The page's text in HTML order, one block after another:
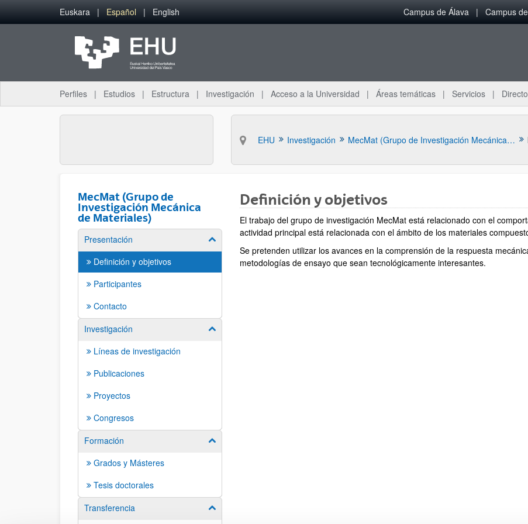
Saltar al contenido principal
Euskara Español English Campus de Álava Campus
Perfiles Estudios Estructura Investigación Acceso a la Universidad Áreas temáticas Servicios
EHU Investigación MecMat (Grupo de Investigación Mecánica de Materiales)
MecMat (Grupo de
Investigación Mecánica
de Materiales)
Presentación Mostrar/ocultar subpáginas
Definición y objetivos
Participantes
Contacto
Investigación
Mostrar/ocultar subpáginas
Líneas de investigación
Publicaciones
Proyectos
Congresos
Formación
Mostrar/ocultar subpáginas
Grados y Másteres
Tesis doctorales
Transferencia
Mostrar/ocultar subpáginas
Definición y objetivos
El trabajo del grupo de investigación MecMat está relacionado con el
actividad principal está relacionada con el ámbito de los materiales
Se pretenden utilizar los avances en la comprensión de la respuesta
metodologías de ensayo que sean tecnológicamente interesantes.